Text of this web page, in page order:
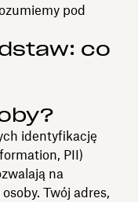
pod
co
identyfikację
PII)
na
Twój adres,